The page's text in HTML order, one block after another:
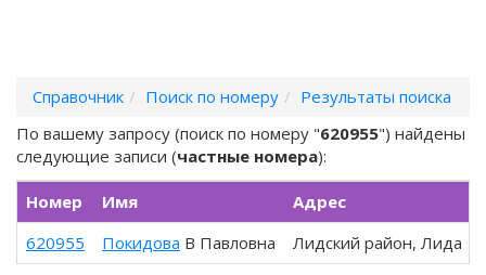
Справочник Поиск по номеру
Результаты поиска
По вашему запросу (поиск по номеру "620955") найдены
следующие записи (частные номера):
Номер Имя Адрес
620955
Покидова В Павловна Лидский район, Лида